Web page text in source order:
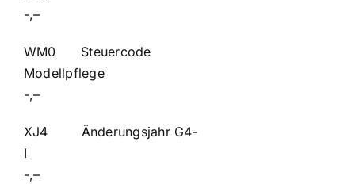
-,–
WM0 Steuercode
-,–
XJ4 Änderungsjahr G4-
-,–